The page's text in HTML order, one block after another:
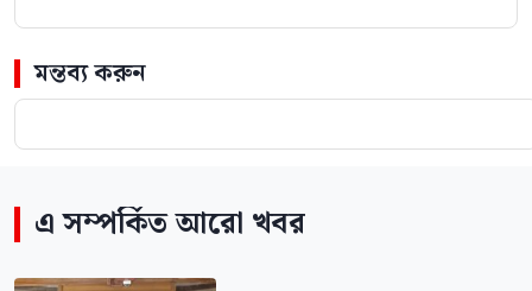
মন্তব্য করুন
এ সম্পর্কিত আরো খবর